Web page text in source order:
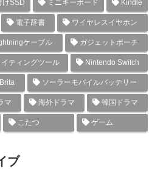
けSSD ミニキーボード Kindle
電子辞書 ワイヤレスイヤホン
ケーブル ガジェットポーチ
ティングツール Nintendo Switch
ソーラーモバイルバッテリー
マ 海外ドラマ 韓国ドラマ
こたつ ゲーム
ブ